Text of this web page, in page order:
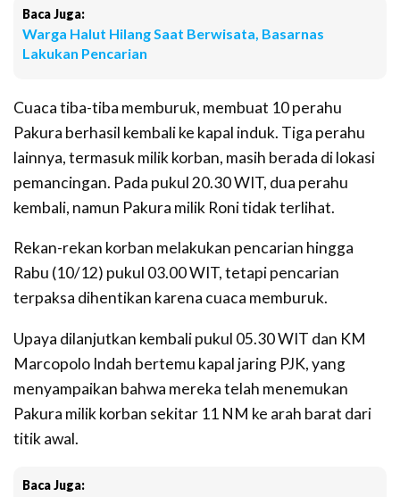
Baca Juga:
Warga Halut Hilang Saat Berwisata, Basarnas
Lakukan Pencarian
Cuaca tiba-tiba memburuk, membuat 10 perahu
Pakura berhasil kembali ke kapal induk. Tiga perahu
lainnya, termasuk milik korban, masih berada di lokasi
pemancingan. Pada pukul 20.30 WIT, dua perahu
kembali, namun Pakura milik Roni tidak terlihat.
Rekan-rekan korban melakukan pencarian hingga
Rabu (10/12) pukul 03.00 WIT, tetapi pencarian
terpaksa dihentikan karena cuaca memburuk.
Upaya dilanjutkan kembali pukul 05.30 WIT dan KM
Marcopolo Indah bertemu kapal jaring PJK, yang
menyampaikan bahwa mereka telah menemukan
Pakura milik korban sekitar 11 NM ke arah barat dari
titik awal.
Baca Juga: